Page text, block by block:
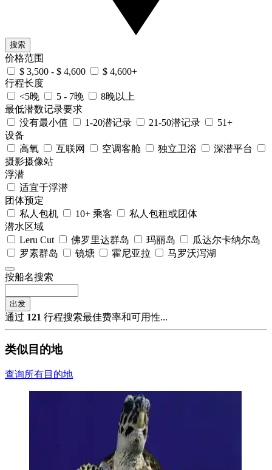
搜索
价格范围
$ 3,500 - $ 4,600
$ 4,600+
行程长度
<5晚
5 - 7晚
8晚以上
最低潜数记录要求
没有最小值
1-20潜记录 21-50潜记录
51+
设备
高氧
互联网 空调客舱 独立卫浴
深潜平台
摄影摄像站
浮潜
适宜于浮潜
团体预定
私人包机
10+ 乘客
私人包租或团体
潜水区域
Leru Cut
佛罗里达群岛 玛丽岛
瓜达尔卡纳尔岛
罗素群岛
镜塘 霍尼亚拉 马罗沃泻湖
按船名搜索
出发
通过 121 行程搜索最佳费率和可用性...
类似目的地
查询所有目的地